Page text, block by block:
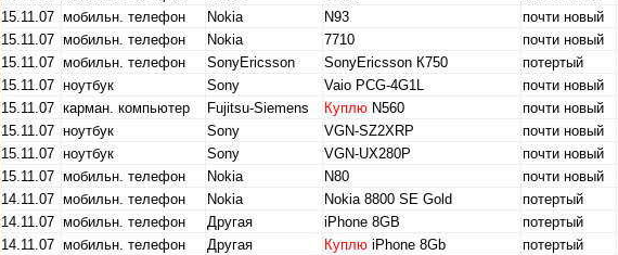
15.11.07 мобильн. телефон Nokia N93 почти новый
15.11.07 мобильн. телефон Nokia 7710 почти новый
15.11.07 мобильн. телефон SonyEricsson SonyEricsson К750 потертый
15.11.07 ноутбук Sony Vaio PCG-4G1L почти новый
15.11.07 карман. компьютер Fujitsu-Siemens Куплю N560 почти новый
15.11.07 ноутбук Sony VGN-SZ2XRP почти новый
15.11.07 ноутбук Sony VGN-UX280P почти новый
15.11.07 мобильн. телефон Nokia N80 почти новый
14.11.07 мобильн. телефон Nokia Nokia 8800 SE Gold потертый
14.11.07 мобильн. телефон Другая iPhone 8GB потертый
14.11.07 мобильн. телефон Другая Куплю iPhone 8Gb потертый